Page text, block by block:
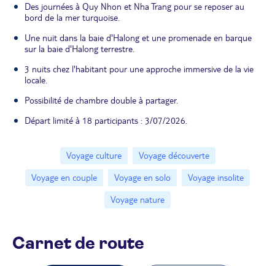
Des journées à Quy Nhon et Nha Trang pour se reposer au
bord de la mer turquoise.
Une nuit dans la baie d'Halong et une promenade en barque
sur la baie d'Halong terrestre.
3 nuits chez l'habitant pour une approche immersive de la vie
locale.
Possibilité de chambre double à partager.
Départ limité à 18 participants : 3/07/2026.
Voyage culture
Voyage découverte
Voyage en couple
Voyage en solo
Voyage insolite
Voyage nature
Carnet de route